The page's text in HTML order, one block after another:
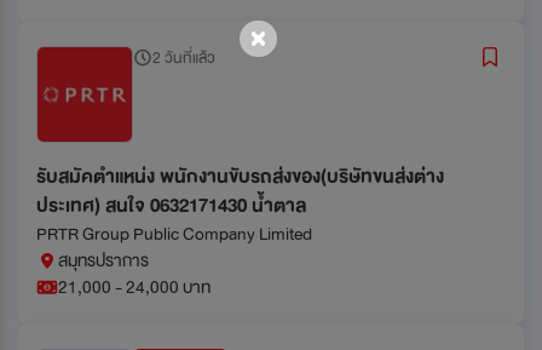
2 วันที่แล้ว
รับสมัคตำแหน่ง พนักงานขับรถส่งของ(บริษัทขนส่งต่าง
ประเทศ) สนใจ 0632171430 น้ำตาล
PRTR Group Public Company Limited
สมุทรปราการ
21,000 - 24,000 บาท